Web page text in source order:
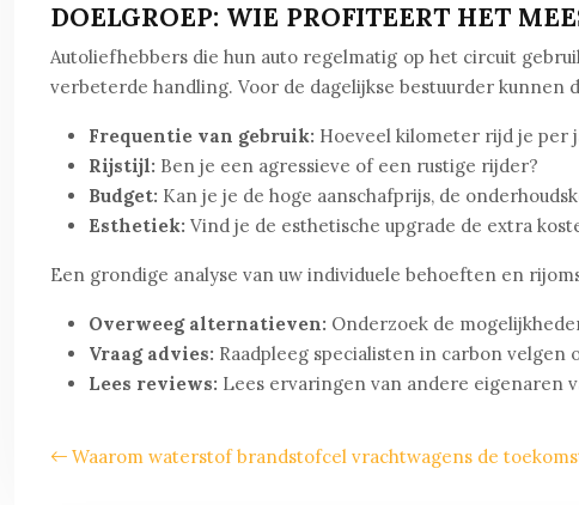
DOELGROEP: WIE PROFITEERT HET
Autoliefhebbers die hun auto regelmatig op het circuit
verbeterde handling. Voor de dagelijkse bestuurder
Frequentie van gebruik: Hoeveel kilometer rijd je per
Rijstijl: Ben je een agressieve of een rustige rijder?
Budget: Kan je je de hoge aanschafprijs, de
Esthetiek: Vind je de esthetische upgrade de extra
Een grondige analyse van uw individuele behoeften en
Overweeg alternatieven: Onderzoek de
Vraag advies: Raadpleeg specialisten in carbon
Lees reviews: Lees ervaringen van andere eigenaren
Waarom waterstof brandstofcel vrachtwagens de